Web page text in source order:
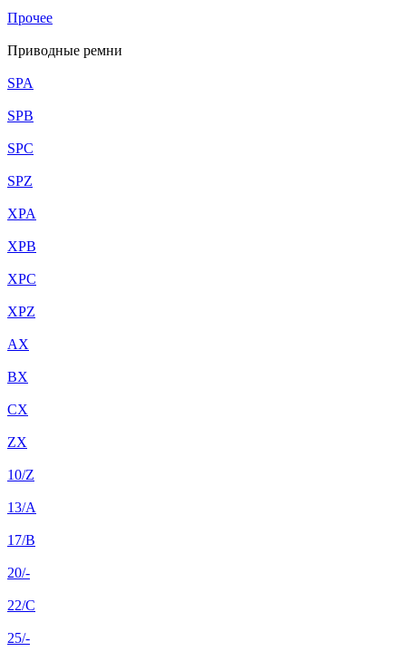
Прочее
Приводные ремни
SPA
SPB
SPC
SPZ
XPA
XPB
XPC
XPZ
AX
BX
CX
ZX
10/Z
13/A
17/B
20/-
22/C
25/-